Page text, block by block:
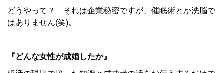
どうやって？ それは企業秘密ですが、催眠術とか洗脳で
はありません(笑)。
『どんな女性が成婚したか』